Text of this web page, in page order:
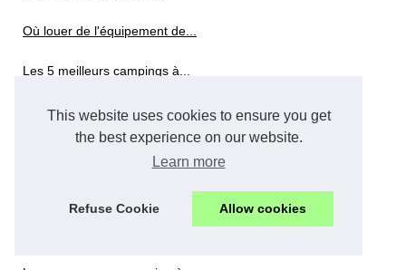
This website uses cookies to ensure you get
the best experience on our website.
Learn more
Refuse Cookie Allow cookies
Où louer de l'équipement de...
Les 5 meilleurs campings à...
Top 5 des meilleurs campings...
Conseils